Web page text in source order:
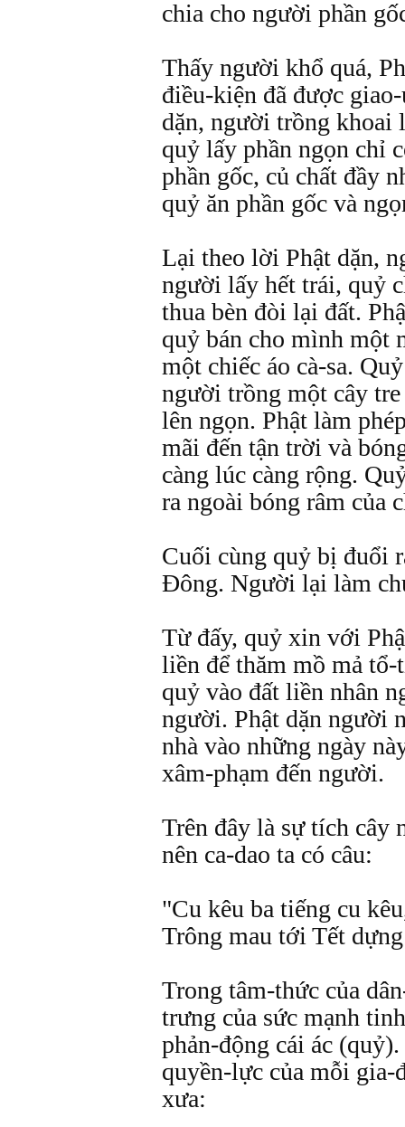
chia cho người phần
Thấy người khổ quá,
điều-kiện đã được
dặn, người trồng khoai
quỷ lấy phần ngọn chỉ
phần gốc, củ chất đầy
quỷ ăn phần gốc và
Lại theo lời Phật dặn,
người lấy hết trái, quỷ
thua bèn đòi lại đất.
quỷ bán cho mình một
một chiếc áo cà-sa.
người trồng một cây
lên ngọn. Phật làm
mãi đến tận trời và
càng lúc càng rộng.
ra ngoài bóng râm của
Cuối cùng quỷ bị đuổi
Đông. Người lại làm
Từ đấy, quỷ xin với
liền để thăm mồ mả
quỷ vào đất liền nhân
người. Phật dặn người
nhà vào những ngày
xâm-phạm đến người.
Trên đây là sự tích cây
nên ca-dao ta có câu:
"Cu kêu ba tiếng cu
Trông mau tới Tết
Trong tâm-thức của
trưng của sức mạnh
phản-động cái ác
quyền-lực của mỗi
xưa: